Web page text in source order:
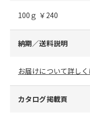
100ｇ ￥240
納期／送料説明
お届けについて詳し
カタログ掲載頁